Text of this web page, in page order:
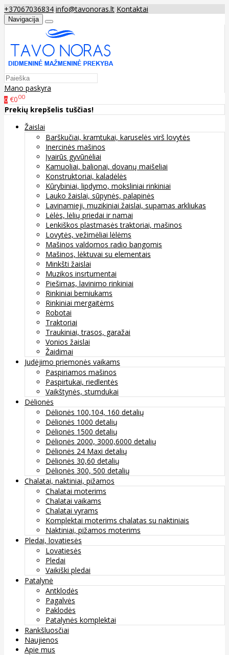
+37067036834 info@tavonoras.lt Kontaktai
Navigacija
Mano paskyra
0 €000
Prekių krepšelis tuščias!
Žaislai
Barškučiai, kramtukai, karuselės virš lovytės
Inercinės mašinos
Įvairūs gyvūnėliai
Kamuoliai, balionai, dovanų maišeliai
Konstruktoriai, kaladėlės
Kūrybiniai, lipdymo, moksliniai rinkiniai
Lauko žaislai, sūpynės, palapinės
Lavinamieji, muzikiniai žaislai, supamas arkliukas
Lėlės, lėlių priedai ir namai
Lenkiškos plastmasės traktoriai, mašinos
Lovytės, vežimėliai lėlėms
Mašinos valdomos radio bangomis
Mašinos, lėktuvai su elementais
Minkšti žaislai
Muzikos insrtumentai
Piešimas, lavinimo rinkiniai
Rinkiniai berniukams
Rinkiniai mergaitėms
Robotai
Traktoriai
Traukiniai, trasos, garažai
Vonios žaislai
Žaidimai
Judėjimo priemonės vaikams
Paspiriamos mašinos
Paspirtukai, riedlentės
Vaikštynės, stumdukai
Dėlionės
Dėlionės 100,104, 160 detalių
Dėlionės 1000 detalių
Dėlionės 1500 detalių
Dėlionės 2000, 3000,6000 detalių
Dėlionės 24 Maxi detalių
Dėlionės 30,60 detalių
Dėlionės 300, 500 detalių
Chalatai, naktiniai, pižamos
Chalatai moterims
Chalatai vaikams
Chalatai vyrams
Komplektai moterims chalatas su naktiniais
Naktiniai, pižamos moterims
Pledai, lovatiesės
Lovatiesės
Pledai
Vaikiški pledai
Patalynė
Antklodės
Pagalvės
Paklodės
Patalynės komplektai
Rankšluosčiai
Naujienos
Apie mus